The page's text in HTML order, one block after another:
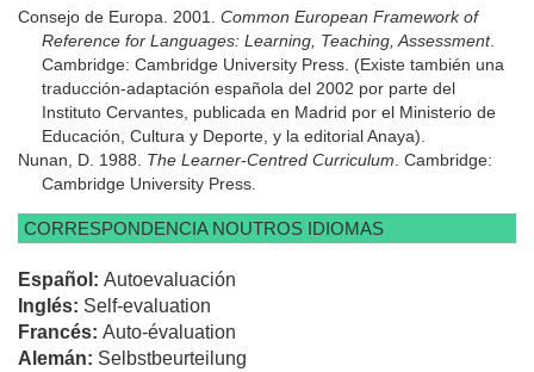
Consejo de Europa. 2001. Common European Framework of
Reference for Languages: Learning, Teaching, Assessment.
Cambridge: Cambridge University Press. (Existe también una
traducción-adaptación española del 2002 por parte del
Instituto Cervantes, publicada en Madrid por el Ministerio de
Educación, Cultura y Deporte, y la editorial Anaya).
Nunan, D. 1988. The Learner-Centred Curriculum . Cambridge:
Cambridge University Press.
CORRESPONDENCIA NOUTROS IDIOMAS
Español: Autoevaluación
Inglés: Self-evaluation
Francés: Auto-évaluation
Alemán: Selbstbeurteilung